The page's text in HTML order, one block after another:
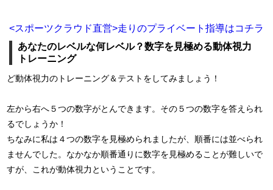
<スポーツクラウド直営>走りのプライベート指導はコチラ
あなたのレベルな何レベル？数字を見極める動体視力
トレーニング
ど動体視力のトレーニング＆テストをしてみましょう！
左から右へ５つの数字がとんできます。その５つの数字を答えられ
るでしょうか！
ちなみに私は４つの数字を見極められましたが、順番には並べられ
ませんでした。なかなか順番通りに数字を見極めることが難しいで
すが、これが動体視力ということです。